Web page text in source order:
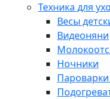
Техника для
Весы
Видеоняни
Ночники
Пароварки